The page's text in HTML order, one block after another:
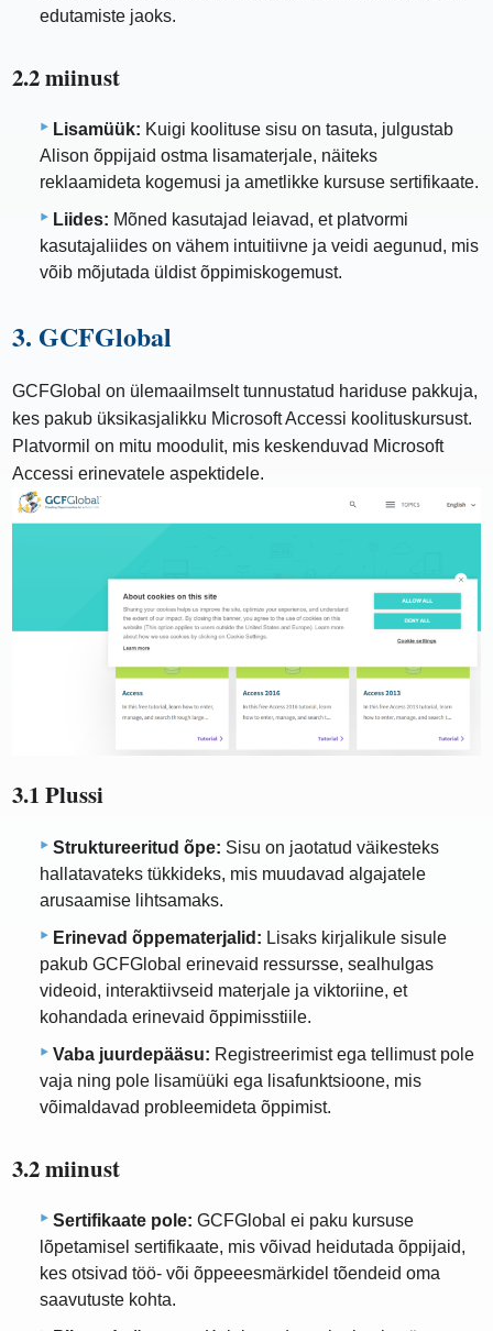
edutamiste jaoks.
2.2 miinust
Lisamüük: Kuigi koolituse sisu on tasuta, julgustab
Alison õppijaid ostma lisamaterjale, näiteks
reklaamideta kogemusi ja ametlikke kursuse sertifikaate.
Liides: Mõned kasutajad leiavad, et platvormi
kasutajaliides on vähem intuitiivne ja veidi aegunud, mis
võib mõjutada üldist õppimiskogemust.
3. GCFGlobal
GCFGlobal on ülemaailmselt tunnustatud hariduse pakkuja,
kes pakub üksikasjalikku Microsoft Accessi koolituskursust.
Platvormil on mitu moodulit, mis keskenduvad Microsoft
Accessi erinevatele aspektidele.
3.1 Plussi
Struktureeritud õpe: Sisu on jaotatud väikesteks
hallatavateks tükkideks, mis muudavad algajatele
arusaamise lihtsamaks.
Erinevad õppematerjalid: Lisaks kirjalikule sisule
pakub GCFGlobal erinevaid ressursse, sealhulgas
videoid, interaktiivseid materjale ja viktoriine, et
kohandada erinevaid õppimisstiile.
Vaba juurdepääsu: Registreerimist ega tellimust pole
vaja ning pole lisamüüki ega lisafunktsioone, mis
võimaldavad probleemideta õppimist.
3.2 miinust
Sertifikaate pole: GCFGlobal ei paku kursuse
lõpetamisel sertifikaate, mis võivad heidutada õppijaid,
kes otsivad töö- või õppeeesmärkidel tõendeid oma
saavutuste kohta.